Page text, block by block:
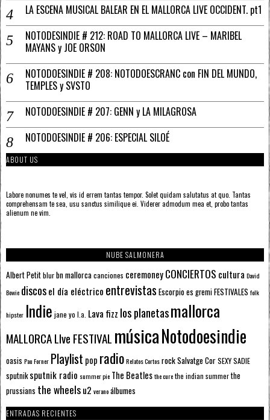
LA ESCENA MUSICAL BALEAR EN EL MALLORCA LIVE OCCIDENT. pt1
NOTODESINDIE # 212: ROAD TO MALLORCA LIVE – MARIBEL
MAYANS y JOE ORSON
NOTODOESINDIE # 208: NOTODOESCRANC con FIN DEL MUNDO,
TEMPLES y SVSTO
NOTODOESINDIE # 207: GENN y LA MILAGROSA
NOTODOESINDIE # 206: ESPECIAL SILOÉ
ABOUT US
Labore nonumes te vel, vis id errem tantas tempor. Solet quidam salutatus at quo. Tantas
comprehensam te sea, usu sanctus similique ei. Viderer admodum mea et, probo tantas
alienum ne vim.
NUBE SALMONERA
Albert Petitblurbn mallorcacanciones ceremoneyCONCIERTOS cultura David
Bowie discosel día eléctrico entrevistas Escorpioes gremiFESTIVALES folk
hipster Indie jane yo l.a. Lava fizz los planetasmallorca
MALLORCA LIve FESTIVAL músicaNotodoesindie
oasis Pau Forner Playlist pop radioRelatos CortosrockSalvatge CorSEXY SADIE
sputnik sputnik radio summer pie The Beatlesthe curethe indian summerthe
prussians the wheelsu2 veranoálbumes
ENTRADAS RECIENTES